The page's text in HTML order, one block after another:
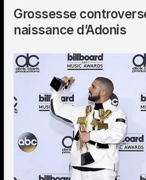
Grossesse
naissance d’Adonis